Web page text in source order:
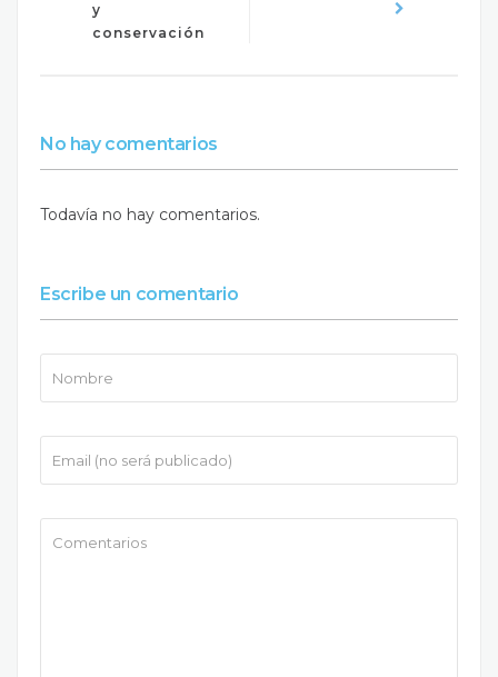
y
conservación
No hay comentarios
Todavía no hay comentarios.
Escribe un comentario